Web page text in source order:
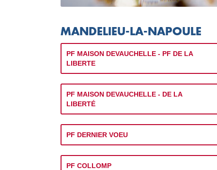
MANDELIEU-LA-NAPOULE
PF MAISON DEVAUCHELLE - PF DE LA
LIBERTE
PF MAISON DEVAUCHELLE - DE LA
LIBERTÉ
PF DERNIER VOEU
PF COLLOMP